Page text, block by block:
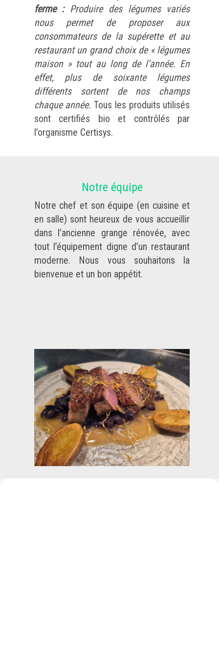
ferme : Produire des légumes variés
nous permet de proposer aux
consommateurs de la supérette et au
restaurant un grand choix de « légumes
maison » tout au long de l’année. En
effet, plus de soixante légumes
différents sortent de nos champs
chaque année. Tous les produits utilisés
sont certifiés bio et contrôlés par
l’organisme Certisys.
Notre équipe
Notre chef et son équipe (en cuisine et
en salle) sont heureux de vous accueillir
dans l’ancienne grange rénovée, avec
tout l’équipement digne d’un restaurant
moderne. Nous vous souhaitons la
bienvenue et un bon appétit.